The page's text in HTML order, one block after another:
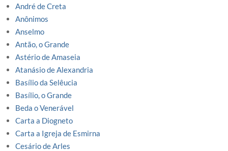
André de Creta
Anônimos
Anselmo
Antão, o Grande
Astério de Amaseia
Atanásio de Alexandria
Basílio da Selêucia
Basílio, o Grande
Beda o Venerável
Carta a Diogneto
Carta a Igreja de Esmirna
Cesário de Arles